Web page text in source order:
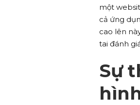
một
cả ứng
cao lên
tai đánh
Sự